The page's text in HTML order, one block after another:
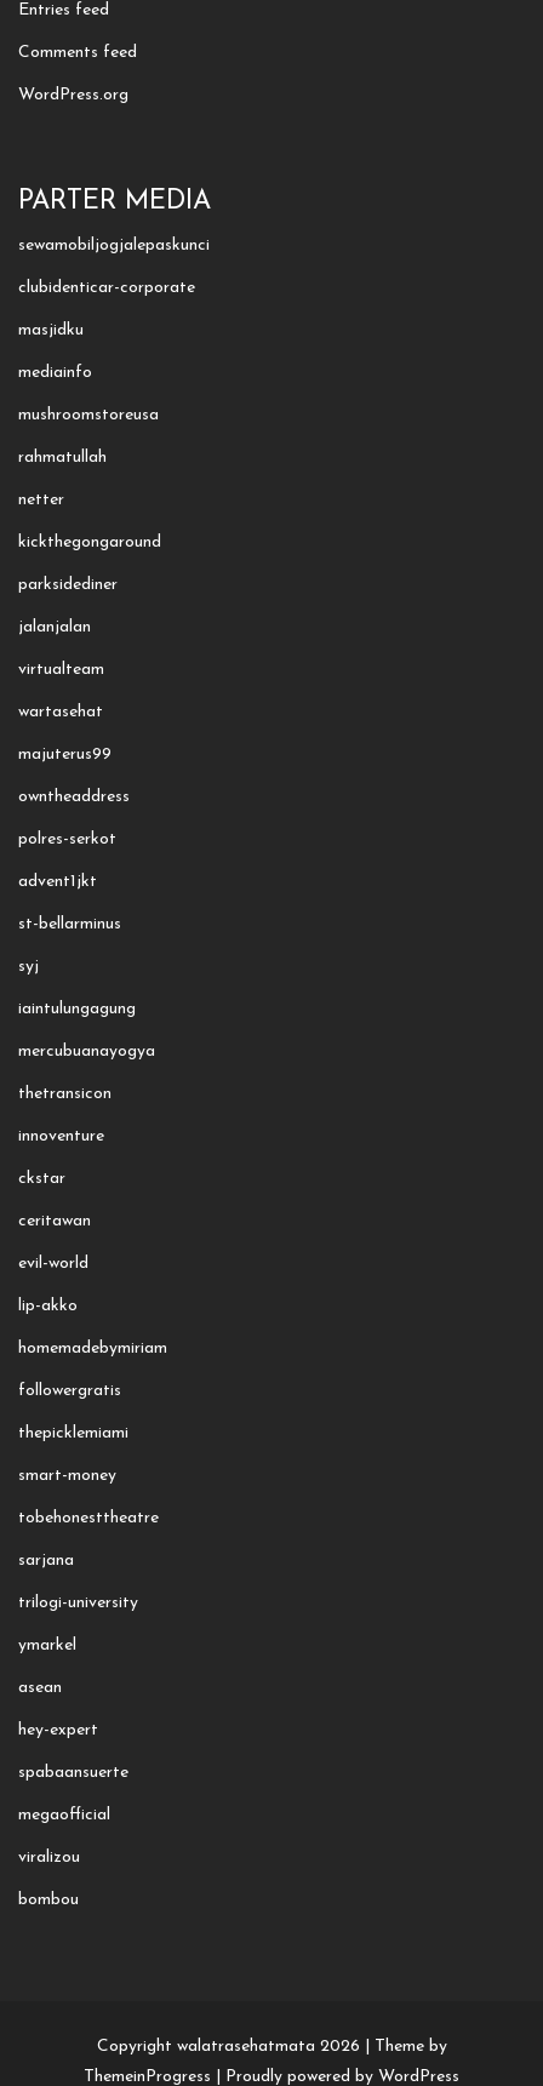
Entries feed
Comments feed
WordPress.org
PARTER MEDIA
sewamobiljogjalepaskunci
clubidenticar-corporate
masjidku
mediainfo
mushroomstoreusa
rahmatullah
netter
kickthegongaround
parksidediner
jalanjalan
virtualteam
wartasehat
majuterus99
owntheaddress
polres-serkot
advent1jkt
st-bellarminus
syj
iaintulungagung
mercubuanayogya
thetransicon
innoventure
ckstar
ceritawan
evil-world
lip-akko
homemadebymiriam
followergratis
thepicklemiami
smart-money
tobehonesttheatre
sarjana
trilogi-university
ymarkel
asean
hey-expert
spabaansuerte
megaofficial
viralizou
bombou
Copyright walatrasehatmata 2026 |
Theme by
ThemeinProgress
Proudly powered by WordPress